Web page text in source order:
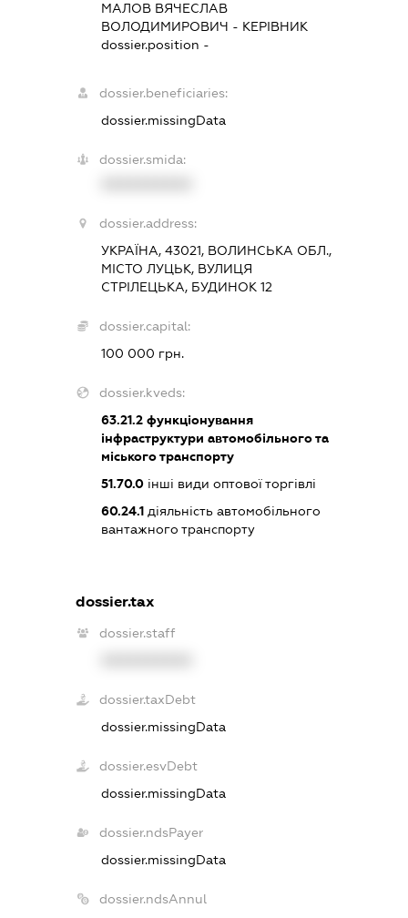
МАЛОВ ВЯЧЕСЛАВ
ВОЛОДИМИРОВИЧ - КЕРІВНИК
dossier.position -
dossier.beneficiaries:
dossier.missingData
dossier.smida:
dossier.address:
УКРАЇНА, 43021, ВОЛИНСЬКА ОБЛ.,
МІСТО ЛУЦЬК, ВУЛИЦЯ
СТРІЛЕЦЬКА, БУДИНОК 12
dossier.capital:
100 000 грн.
dossier.kveds:
63.21.2функціонування
інфраструктури автомобільного та
міського транспорту
51.70.0інші види оптової торгівлі
60.24.1діяльність автомобільного
вантажного транспорту
dossier.tax
dossier.staff
dossier.taxDebt
dossier.missingData
dossier.esvDebt
dossier.missingData
dossier.ndsPayer
dossier.missingData
dossier.ndsAnnul